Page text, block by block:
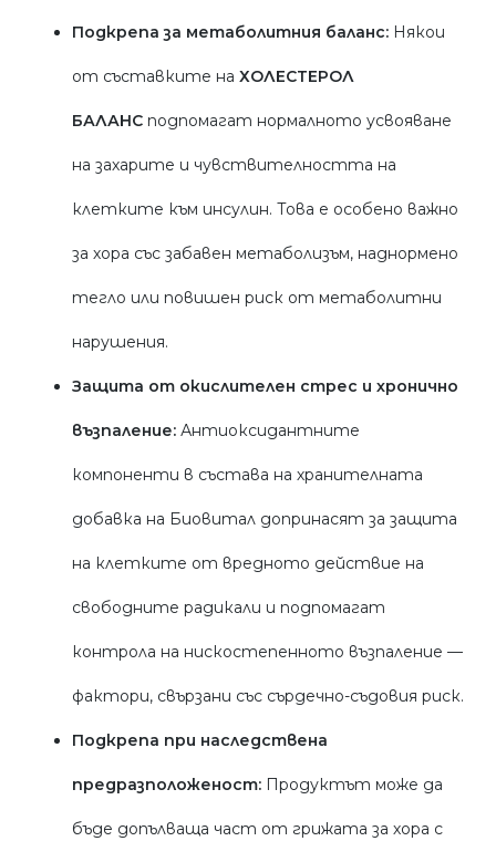
Подкрепа за метаболитния баланс: Някои
от съставките на ХОЛЕСТЕРОЛ
БАЛАНС подпомагат нормалното усвояване
на захарите и чувствителността на
клетките към инсулин. Това е особено важно
за хора със забавен метаболизъм, наднормено
тегло или повишен риск от метаболитни
нарушения.
Защита от окислителен стрес и хронично
възпаление: Антиоксидантните
компоненти в състава на хранителната
добавка на Биовитал допринасят за защита
на клетките от вредното действие на
свободните радикали и подпомагат
контрола на нискостепенното възпаление —
фактори, свързани със сърдечно-съдовия риск.
Подкрепа при наследствена
предразположеност: Продуктът може да
бъде допълваща част от грижата за хора с